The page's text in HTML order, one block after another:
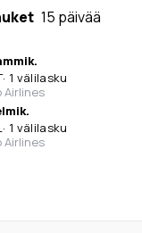
15 päivää
· 1 välilasku
Airlines
· 1 välilasku
Airlines